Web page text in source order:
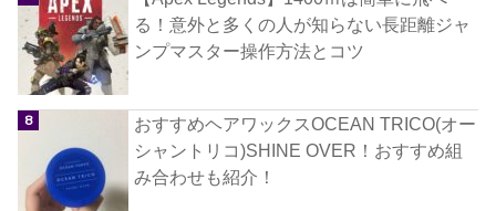
る！意外と多くの人が知らない長距離ジャ
ンプマスター操作方法とコツ
おすすめヘアワックスOCEAN TRICO(オー
シャントリコ)SHINE OVER！おすすめ組
み合わせも紹介！